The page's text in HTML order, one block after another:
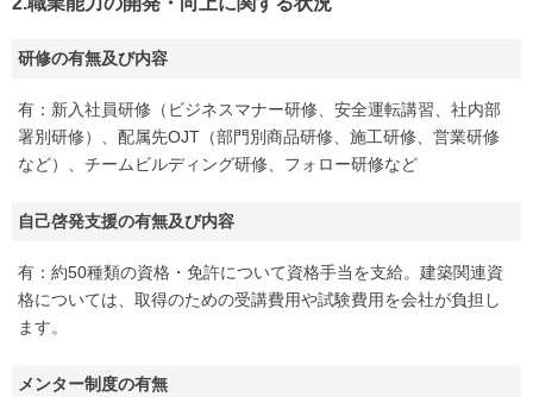
研修の有無及び内容
有：新入社員研修（ビジネスマナー研修、安全運転講習、社内部
署別研修）、配属先OJT（部門別商品研修、施工研修、営業研修
など）、チームビルディング研修、フォロー研修など
自己啓発支援の有無及び内容
有：約50種類の資格・免許について資格手当を支給。建築関連資
格については、取得のための受講費用や試験費用を会社が負担し
ます。
メンター制度の有無